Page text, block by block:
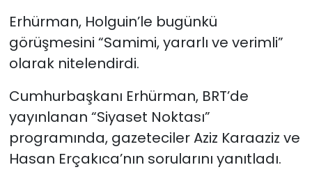
Erhürman, Holguin’le bugünkü
görüşmesini “Samimi, yararlı ve verimli”
olarak nitelendirdi.
Cumhurbaşkanı Erhürman, BRT’de
yayınlanan “Siyaset Noktası”
programında, gazeteciler Aziz Karaaziz ve
Hasan Erçakıca’nın sorularını yanıtladı.